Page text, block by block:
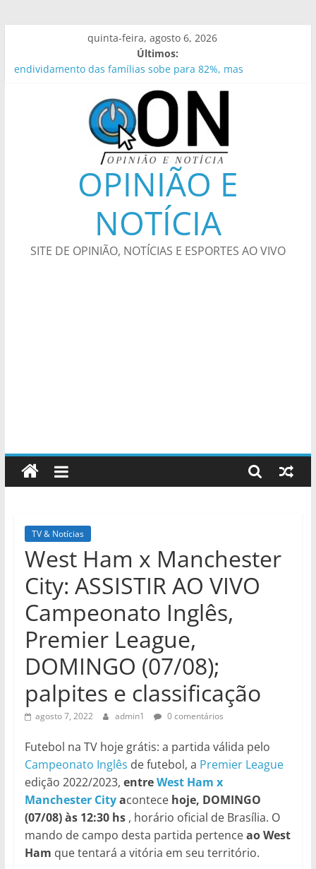
quinta-feira, agosto 6, 2026
Últimos:
endividamento das famílias sobe para 82%, mas
Leis do licenciamento ambiental são inconstitucionais,
Campanha de Vacinação Antirrábica começa neste sábado –
Prefeitura da Cidade do Rio de Janeiro
Justiça amplia penas de Ronnie Lessa e Élcio Queiroz
Guardas prendem ladrão de ar-condicionado no Centro do
Rio – Prefeitura da Cidade do Rio de Janeiro
OPINIÃO E
NOTÍCIA
SITE DE OPINIÃO, NOTÍCIAS E ESPORTES AO VIVO
TV & Notícias
West Ham x Manchester
City: ASSISTIR AO VIVO
Campeonato Inglês,
Premier League,
DOMINGO (07/08);
palpites e classificação
agosto 7, 2022 admin1 0 comentários
Futebol na TV hoje grátis: a partida válida pelo
Campeonato Inglês de futebol, a Premier League
edição 2022/2023, entreWest Ham x
Manchester Cityacontece hoje, DOMINGO
(07/08) às 12:30 hs , horário oficial de Brasília. O
mando de campo desta partida pertenceao West
Ham que tentará a vitória em seu território.